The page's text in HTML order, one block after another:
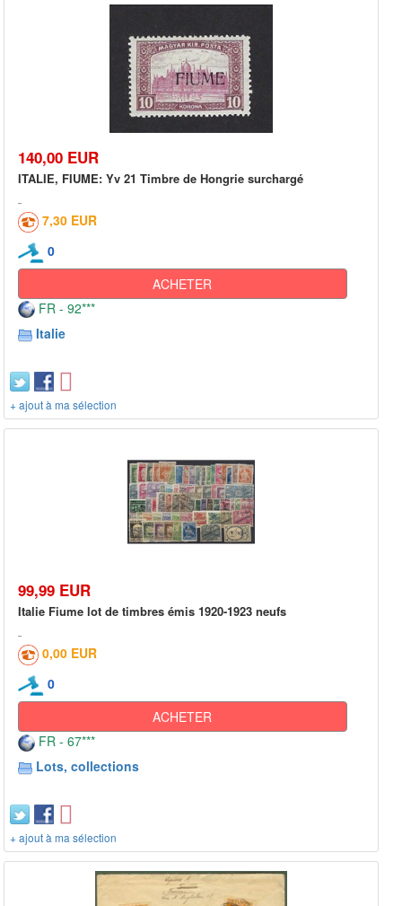
140,00 EUR
ITALIE, FIUME: Yv 21 Timbre de Hongrie surchargé
7,30 EUR
0
ACHETER
FR - 92***
Italie
+ ajout à ma sélection
99,99 EUR
Italie Fiume lot de timbres émis 1920-1923 neufs
0,00 EUR
0
ACHETER
FR - 67***
Lots, collections
+ ajout à ma sélection